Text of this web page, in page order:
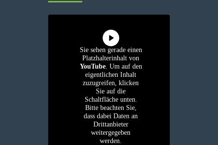
Sie sehen gerade einen
Platzhalterinhalt von
YouTube. Um auf den
eigentlichen Inhalt
zuzugreifen, klicken
Sie auf die
Schaltfläche unten.
Bitte beachten Sie,
dass dabei Daten an
Drittanbieter
weitergegeben
werden.